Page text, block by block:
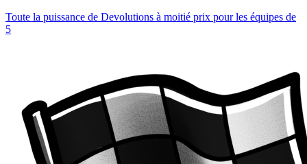
Toute la puissance de Devolutions à moitié prix pour les équipes de
5